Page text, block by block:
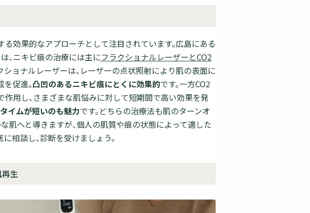
る効果的なアプローチとして注目されています。広島にある
、ニキビ痕の治療には主にフラクショナルレーザーとCO2
ショナルレーザーは、レーザーの点状照射により肌の表面に
促進。凸凹のあるニキビ痕にとくに効果的です。一方CO2
作用し、さまざまな肌悩みに対して短期間で高い効果を発
イムが短いのも魅力です。どちらの治療法も肌のターンオ
肌へと導きますが、個人の肌質や痕の状態によって適した
相談し、診断を受けましょう。
生